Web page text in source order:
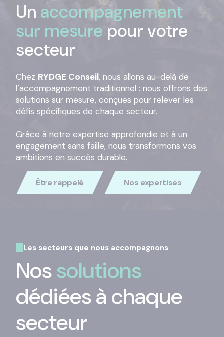
Un accompagnement
sur mesure pour votre
secteur
Chez RYDGE Conseil, nous allons au-delà de
l’accompagnement traditionnel : nous offrons des
solutions sur mesure, conçues pour relever les
défis spécifiques de chaque secteur.
Grâce à notre expertise approfondie et à un
engagement sans faille, nous transformons vos
ambitions en succès durable.
Être rappelé Nos expertises
Les secteurs que nous accompagnons
Nossolutions
dédiées à chaque
secteur